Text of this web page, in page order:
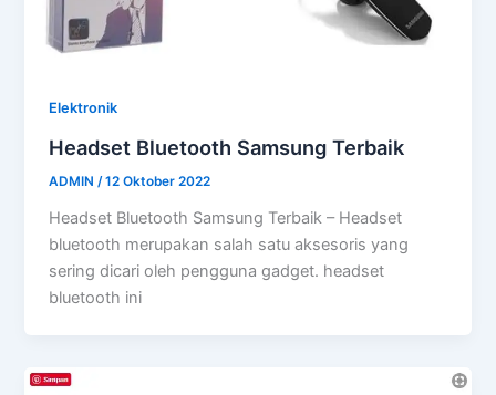
Elektronik
Headset Bluetooth Samsung Terbaik
ADMIN /12 Oktober 2022
Headset Bluetooth Samsung Terbaik – Headset
bluetooth merupakan salah satu aksesoris yang
sering dicari oleh pengguna gadget. headset
bluetooth ini